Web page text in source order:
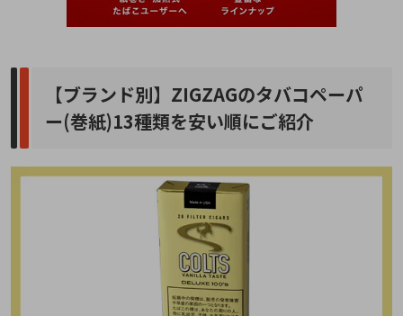
【ブランド別】ZIGZAGのタバコペーパ
ー(巻紙)13種類を安い順にご紹介